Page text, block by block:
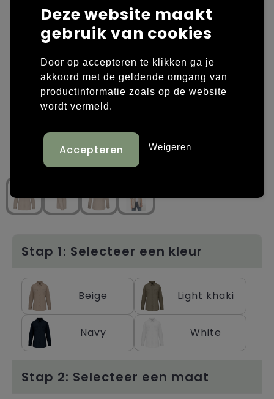
Laptop hoezen en tassen
Papieren tassen
Promotietassen
Reistassen
Rugzakken
Tassen voor sport
Trolleys
Overige kleding
Sweaters bedrukken
T-shirts bedrukken
Vesten bedrukken
Schoenen bedrukken
Stap 1: Selecteer een kleur
Beige Light khaki
Navy White
Stap 2: Selecteer een maat
Deze website maakt
gebruik van cookies
Door op accepteren te klikken ga je
akkoord met de geldende omgang van
productinformatie zoals op de website
wordt vermeld.
Weigeren